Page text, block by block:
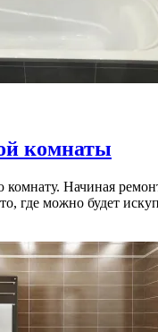
комнаты
Начиная
где можно будет